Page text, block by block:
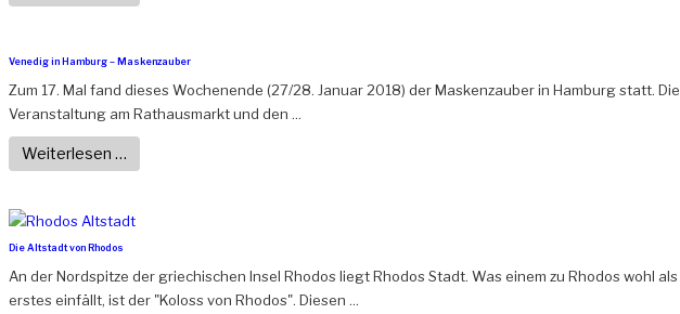
Venedig in Hamburg – Maskenzauber
Zum 17. Mal fand dieses Wochenende (27/28. Januar 2018) der Maskenzauber in Hamburg statt. Die
Veranstaltung am Rathausmarkt und den ...
Weiterlesen …
Die Altstadt von Rhodos
An der Nordspitze der griechischen Insel Rhodos liegt Rhodos Stadt. Was einem zu Rhodos wohl als
erstes einfällt, ist der "Koloss von Rhodos". Diesen ...